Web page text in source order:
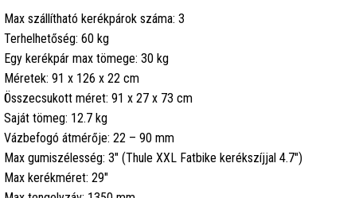
Max szállítható kerékpárok száma: 3
Terhelhetőség: 60 kg
Egy kerékpár max tömege: 30 kg
Méretek: 91 x 126 x 22 cm
Összecsukott méret: 91 x 27 x 73 cm
Saját tömeg: 12.7 kg
Vázbefogó átmérője: 22 – 90 mm
Max gumiszélesség: 3" (Thule XXL Fatbike kerékszíjjal 4.7")
Max kerékméret: 29"